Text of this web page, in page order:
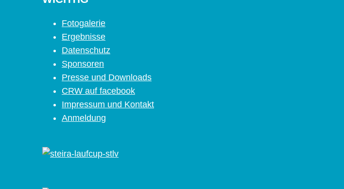
Fotogalerie
Ergebnisse
Datenschutz
Sponsoren
Presse und Downloads
CRW auf facebook
Impressum und Kontakt
Anmeldung